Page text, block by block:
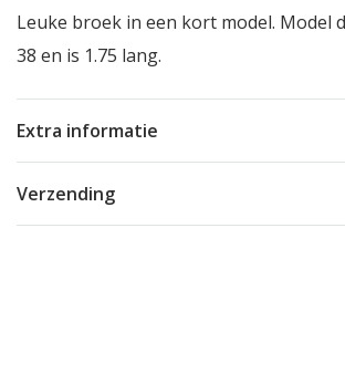
Leuke broek in een kort model. Model
38 en is 1.75 lang.
Extra informatie
Verzending